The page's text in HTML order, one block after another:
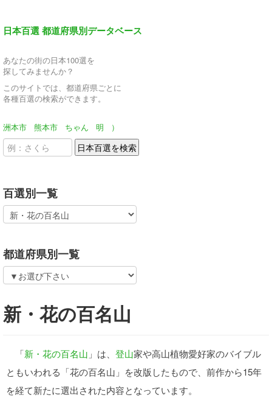
日本百選 都道府県別データベース
あなたの街の日本100選を
探してみませんか？
このサイトでは、都道府県ごとに
各種百選の検索ができます。
洲本市 熊本市 ちゃん 明 ）
百選別一覧
都道府県別一覧
新・花の百名山
「新・ 花の百名山 」は、 登山家や高山植物愛好家のバイブル
ともいわれる「花の百名山」を改版したもので、前作から15年
を経て新たに選出された内容となっています。